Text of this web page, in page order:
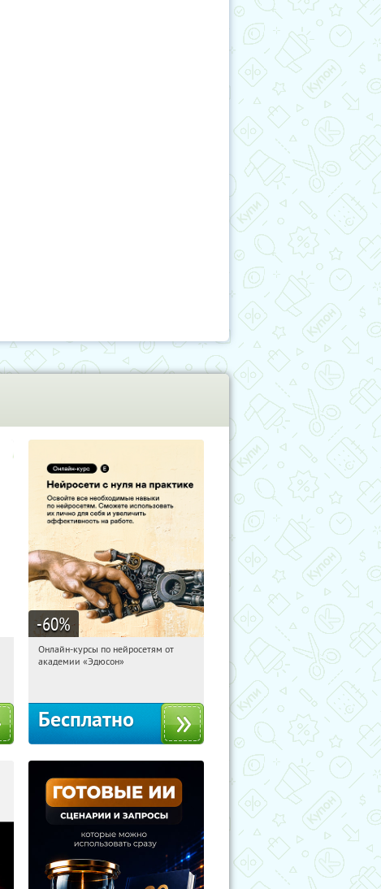
-60%
16:20:06 Получили:
Онлайн-курсы по нейросетям от
академии «Эдюсон»
Бесплатно